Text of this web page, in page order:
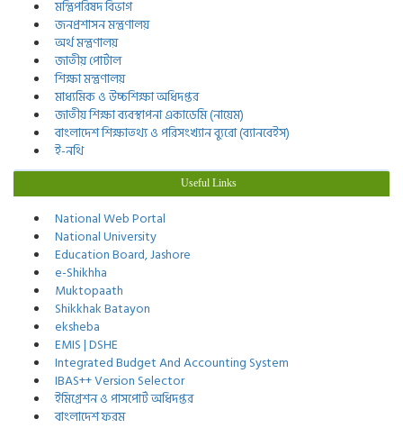
মন্ত্রিপরিষদ বিভাগ
জনপ্রশাসন মন্ত্রণালয়
অর্থ মন্ত্রণালয়
জাতীয় পোর্টাল
শিক্ষা মন্ত্রণালয়
মাধ্যমিক ও উচ্চশিক্ষা অধিদপ্তর
জাতীয় শিক্ষা ব্যবস্থাপনা একাডেমি (নায়েম)
বাংলাদেশ শিক্ষাতথ্য ও পরিসংখ্যান ব্যুরো (ব্যানবেইস)
ই-নথি
Useful Links
National Web Portal
National University
Education Board, Jashore
e-Shikhha
Muktopaath
Shikkhak Batayon
eksheba
EMIS | DSHE
Integrated Budget And Accounting System
IBAS++ Version Selector
ইমিগ্রেশন ও পাসপোর্ট অধিদপ্তর
বাংলাদেশ ফরম